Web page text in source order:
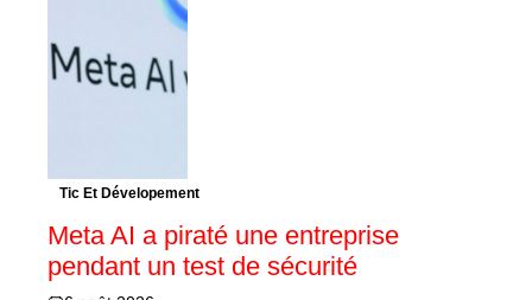
Tic Et Dévelopement
Meta AI a piraté une entreprise
pendant un test de sécurité